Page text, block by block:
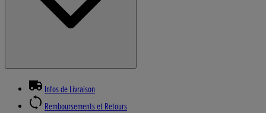
Infos de Livraison
Remboursements et Retours